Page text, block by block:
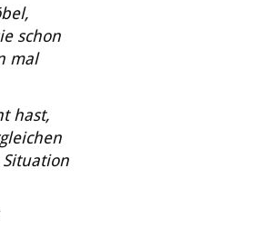
schon
mal
hast,